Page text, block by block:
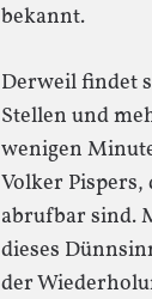
bekannt.
Derweil findet
Stellen und
wenigen
Volker
abrufbar sind.
dieses
der